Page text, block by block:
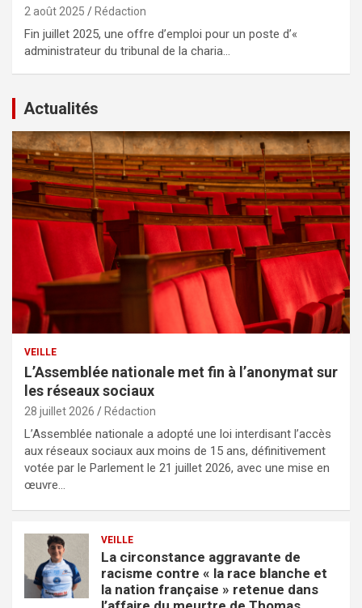
2 août 2025 Rédaction
Fin juillet 2025, une offre d’emploi pour un poste d’«
administrateur du tribunal de la charia…
Actualités
VEILLE
L’Assemblée nationale met fin à l’anonymat sur
les réseaux sociaux
28 juillet 2026 Rédaction
L’Assemblée nationale a adopté une loi interdisant l’accès
aux réseaux sociaux aux moins de 15 ans, définitivement
votée par le Parlement le 21 juillet 2026, avec une mise en
œuvre…
VEILLE
La circonstance aggravante de
racisme contre « la race blanche et
la nation française » retenue dans